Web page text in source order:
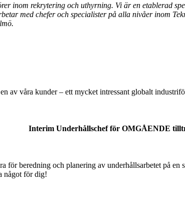
inom rekrytering och uthyrning. Vi ären etablerad
med chefer och specialister på alla nivåer inom
av våra kunder – ett mycket intressant globalt
Interim Underhållschef för OMGÅENDE
för beredning och planering av underhållsarbetet på
något för dig!